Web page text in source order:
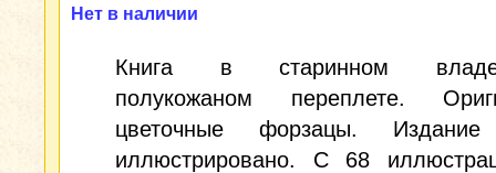
Нет в наличии
Книга в старинном
полукожаном переплете.
цветочные форзацы.
иллюстрировано. С 68